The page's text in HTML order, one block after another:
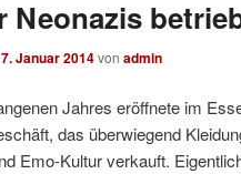
Neonazis
7. Januar 2014von admin
Jahres eröffnete im
das überwiegend
Emo-Kultur verkauft.